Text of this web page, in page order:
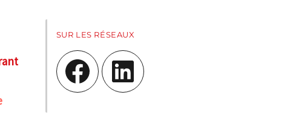
SUR LES RÉSEAUX
Facebook LinkedIn